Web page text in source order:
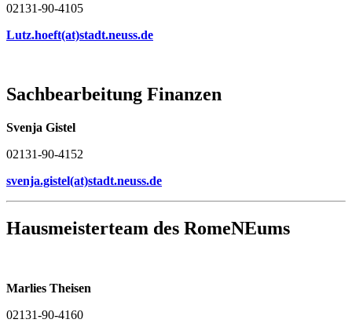
02131-90-4105
Lutz.hoeft(at)stadt.neuss.de
Sachbearbeitung Finanzen
Svenja Gistel
02131-90-4152
svenja.gistel(at)stadt.neuss.de
Hausmeisterteam des RomeNEums
Marlies Theisen
02131-90-4160